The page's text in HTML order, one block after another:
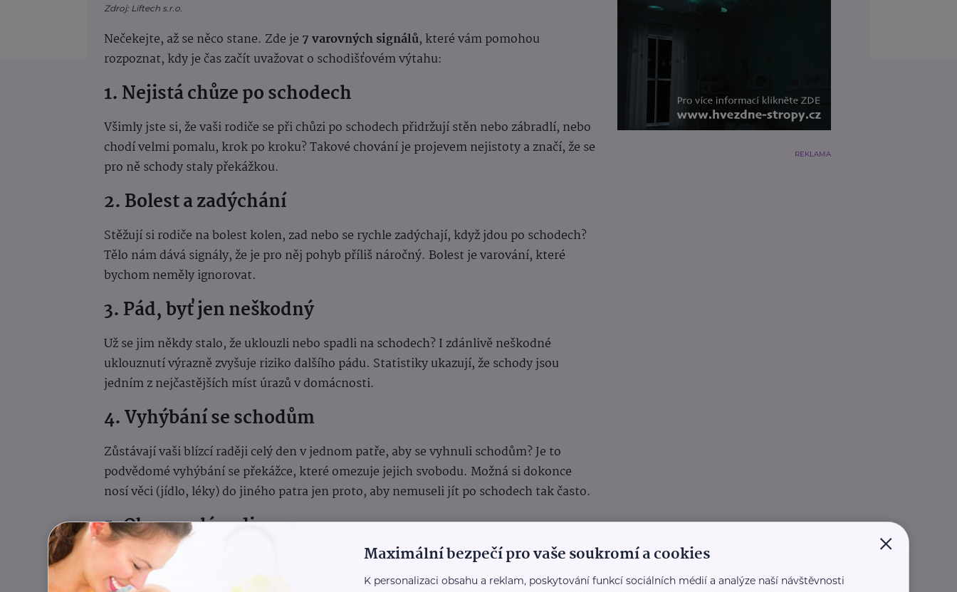
Zdroj: Liftech s.r.o.
Nečekejte, až se něco stane. Zde je 7 varovných signálů, které vám pomohou
rozpoznat, kdy je čas začít uvažovat o schodišťovém výtahu:
1. Nejistá chůze po schodech
Všimly jste si, že vaši rodiče se při chůzi po schodech přidržují stěn nebo zábradlí, nebo
chodí velmi pomalu, krok po kroku? Takové chování je projevem nejistoty a značí, že se
pro ně schody staly překážkou.
2. Bolest a zadýchání
Stěžují si rodiče na bolest kolen, zad nebo se rychle zadýchají, když jdou po schodech?
Tělo nám dává signály, že je pro něj pohyb příliš náročný. Bolest je varování, které
bychom neměly ignorovat.
3. Pád, byť jen neškodný
Už se jim někdy stalo, že uklouzli nebo spadli na schodech? I zdánlivě neškodné
uklouznutí výrazně zvyšuje riziko dalšího pádu. Statistiky ukazují, že schody jsou
jedním z nejčastějších míst úrazů v domácnosti.
4. Vyhýbání se schodům
Zůstávají vaši blízcí raději celý den v jednom patře, aby se vyhnuli schodům? Je to
podvědomé vyhýbání se překážce, které omezuje jejich svobodu. Možná si dokonce
nosí věci (jídlo, léky) do jiného patra jen proto, aby nemuseli jít po schodech tak často.
5. Obavy celé rodiny
Máte vy, nebo vaše děti, strach pokaždé, když vidíte prarodiče jít po schodech? Lidé v
našem okolí často vidí změny dříve než my sami. Pokud vám vaši blízcí naznačují obavy
REKLAMA
×
Maximální bezpečí pro vaše soukromí a cookies
K personalizaci obsahu a reklam, poskytování funkcí sociálních médií a analýze naší návštěvnosti